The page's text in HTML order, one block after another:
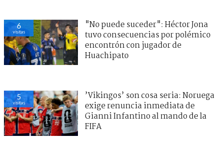
6
visitas
"No puede suceder": Héctor Jona
tuvo consecuencias por polémico
encontrón con jugador de
Huachipato
5
visitas
’Vikingos’ son cosa seria: Noruega
exige renuncia inmediata de
Gianni Infantino al mando de la
FIFA